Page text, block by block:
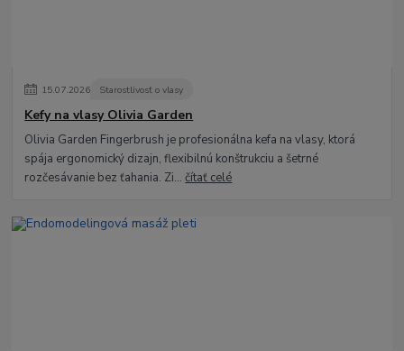
15.07.2026 Starostlivosť o vlasy
Kefy na vlasy Olivia Garden
Olivia Garden Fingerbrush je profesionálna kefa na vlasy, ktorá
spája ergonomický dizajn, flexibilnú konštrukciu a šetrné
rozčesávanie bez ťahania. Zi...čítať celé